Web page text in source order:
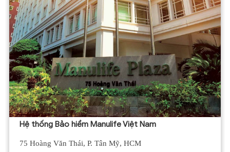
Hệ thống Bảo hiểm Manulife Việt Nam
75 Hoàng Văn Thái, P. Tân Mỹ, HCM